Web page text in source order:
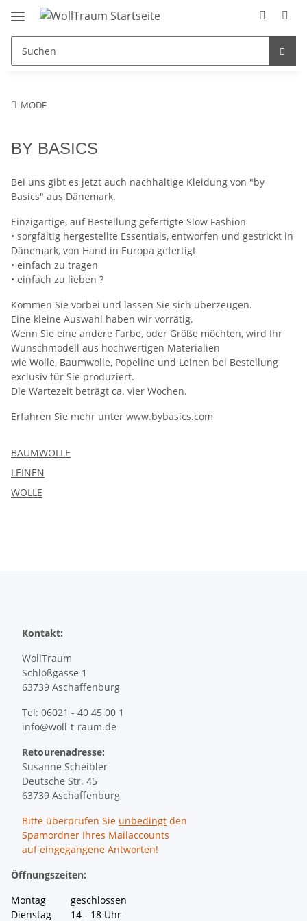
MODE
BY BASICS
Bei uns gibt es jetzt auch nachhaltige Kleidung von "by
Basics" aus Dänemark.
Einzigartige, auf Bestellung gefertigte Slow Fashion
• sorgfältig hergestellte Essentials, entworfen und gestrickt in
Dänemark, von Hand in Europa gefertigt
• einfach zu tragen
• einfach zu lieben ?
Kommen Sie vorbei und lassen Sie sich überzeugen.
Eine kleine Auswahl haben wir vorrätig.
Wenn Sie eine andere Farbe, oder Größe möchten, wird Ihr
Wunschmodell aus hochwertigen Materialien
wie Wolle, Baumwolle, Popeline und Leinen bei Bestellung
exclusiv für Sie produziert.
Die Wartezeit beträgt ca. vier Wochen.
Erfahren Sie mehr unter www.bybasics.com
BAUMWOLLE
LEINEN
WOLLE
Kontakt:
WollTraum
Schloßgasse 1
63739 Aschaffenburg
Tel: 06021 - 40 45 00 1
info@woll-t-raum.de
Retourenadresse:
Susanne Scheibler
Deutsche Str. 45
63739 Aschaffenburg
Bitte überprüfen Sie unbedingt den
Spamordner Ihres Mailaccounts
auf eingegangene Antworten!
Öffnungszeiten:
Montag geschlossen
Dienstag 14 - 18 Uhr